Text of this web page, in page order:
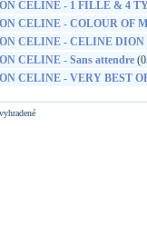
CELINE - 1 FILLE & 4
CELINE - COLOUR OF
CELINE - CELINE DION
CELINE - Sans attendre
CELINE - VERY BEST